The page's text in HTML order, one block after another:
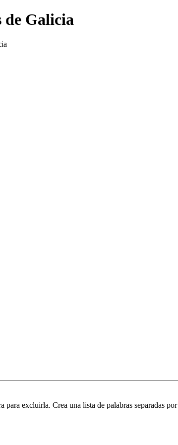
de Galicia
para excluirla. Crea una lista de palabras separadas por